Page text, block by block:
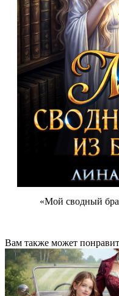
«Мой сводный
Вам также может